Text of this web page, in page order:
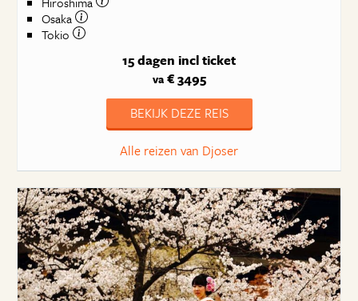
Osaka
Tokio
15 dagen incl ticket
va€ 3495
BEKIJK DEZE REIS
Alle reizen van Djoser